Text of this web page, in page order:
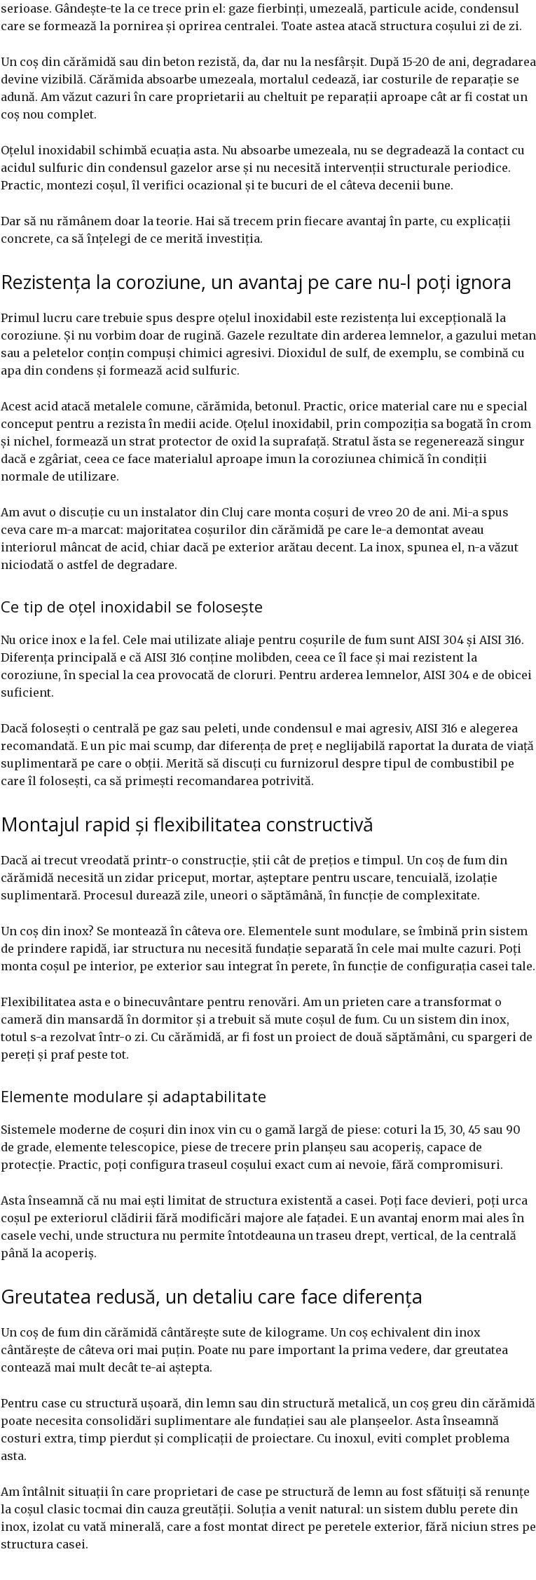
serioase. Gândește-te la ce trece prin el: gaze fierbinți, umezeală, particule acide, condensul
care se formează la pornirea și oprirea centralei. Toate astea atacă structura coșului zi de zi.
Un coș din cărămidă sau din beton rezistă, da, dar nu la nesfârșit. După 15-20 de ani, degradarea
devine vizibilă. Cărămida absoarbe umezeala, mortalul cedează, iar costurile de reparație se
adună. Am văzut cazuri în care proprietarii au cheltuit pe reparații aproape cât ar fi costat un
coș nou complet.
Oțelul inoxidabil schimbă ecuația asta. Nu absoarbe umezeala, nu se degradează la contact cu
acidul sulfuric din condensul gazelor arse și nu necesită intervenții structurale periodice.
Practic, montezi coșul, îl verifici ocazional și te bucuri de el câteva decenii bune.
Dar să nu rămânem doar la teorie. Hai să trecem prin fiecare avantaj în parte, cu explicații
concrete, ca să înțelegi de ce merită investiția.
Rezistența la coroziune, un avantaj pe care nu-l poți ignora
Primul lucru care trebuie spus despre oțelul inoxidabil este rezistența lui excepțională la
coroziune. Și nu vorbim doar de rugină. Gazele rezultate din arderea lemnelor, a gazului metan
sau a peletelor conțin compuși chimici agresivi. Dioxidul de sulf, de exemplu, se combină cu
apa din condens și formează acid sulfuric.
Acest acid atacă metalele comune, cărămida, betonul. Practic, orice material care nu e special
conceput pentru a rezista în medii acide. Oțelul inoxidabil, prin compoziția sa bogată în crom
și nichel, formează un strat protector de oxid la suprafață. Stratul ăsta se regenerează singur
dacă e zgâriat, ceea ce face materialul aproape imun la coroziunea chimică în condiții
normale de utilizare.
Am avut o discuție cu un instalator din Cluj care monta coșuri de vreo 20 de ani. Mi-a spus
ceva care m-a marcat: majoritatea coșurilor din cărămidă pe care le-a demontat aveau
interiorul mâncat de acid, chiar dacă pe exterior arătau decent. La inox, spunea el, n-a văzut
niciodată o astfel de degradare.
Ce tip de oțel inoxidabil se folosește
Nu orice inox e la fel. Cele mai utilizate aliaje pentru coșurile de fum sunt AISI 304 și AISI 316.
Diferența principală e că AISI 316 conține molibden, ceea ce îl face și mai rezistent la
coroziune, în special la cea provocată de cloruri. Pentru arderea lemnelor, AISI 304 e de obicei
suficient.
Dacă folosești o centrală pe gaz sau peleti, unde condensul e mai agresiv, AISI 316 e alegerea
recomandată. E un pic mai scump, dar diferența de preț e neglijabilă raportat la durata de viață
suplimentară pe care o obții. Merită să discuți cu furnizorul despre tipul de combustibil pe
care îl folosești, ca să primești recomandarea potrivită.
Montajul rapid și flexibilitatea constructivă
Dacă ai trecut vreodată printr-o construcție, știi cât de prețios e timpul. Un coș de fum din
cărămidă necesită un zidar priceput, mortar, așteptare pentru uscare, tencuială, izolație
suplimentară. Procesul durează zile, uneori o săptămână, în funcție de complexitate.
Un coș din inox? Se montează în câteva ore. Elementele sunt modulare, se îmbină prin sistem
de prindere rapidă, iar structura nu necesită fundație separată în cele mai multe cazuri. Poți
monta coșul pe interior, pe exterior sau integrat în perete, în funcție de configurația casei tale.
Flexibilitatea asta e o binecuvântare pentru renovări. Am un prieten care a transformat o
cameră din mansardă în dormitor și a trebuit să mute coșul de fum. Cu un sistem din inox,
totul s-a rezolvat într-o zi. Cu cărămidă, ar fi fost un proiect de două săptămâni, cu spargeri de
pereți și praf peste tot.
Elemente modulare și adaptabilitate
Sistemele moderne de coșuri din inox vin cu o gamă largă de piese: coturi la 15, 30, 45 sau 90
de grade, elemente telescopice, piese de trecere prin planșeu sau acoperiș, capace de
protecție. Practic, poți configura traseul coșului exact cum ai nevoie, fără compromisuri.
Asta înseamnă că nu mai ești limitat de structura existentă a casei. Poți face devieri, poți urca
coșul pe exteriorul clădirii fără modificări majore ale fațadei. E un avantaj enorm mai ales în
casele vechi, unde structura nu permite întotdeauna un traseu drept, vertical, de la centrală
până la acoperiș.
Greutatea redusă, un detaliu care face diferența
Un coș de fum din cărămidă cântărește sute de kilograme. Un coș echivalent din inox
cântărește de câteva ori mai puțin. Poate nu pare important la prima vedere, dar greutatea
contează mai mult decât te-ai aștepta.
Pentru case cu structură ușoară, din lemn sau din structură metalică, un coș greu din cărămidă
poate necesita consolidări suplimentare ale fundației sau ale planșeelor. Asta înseamnă
costuri extra, timp pierdut și complicații de proiectare. Cu inoxul, eviti complet problema
asta.
Am întâlnit situații în care proprietari de case pe structură de lemn au fost sfătuiți să renunțe
la coșul clasic tocmai din cauza greutății. Soluția a venit natural: un sistem dublu perete din
inox, izolat cu vată minerală, care a fost montat direct pe peretele exterior, fără niciun stres pe
structura casei.